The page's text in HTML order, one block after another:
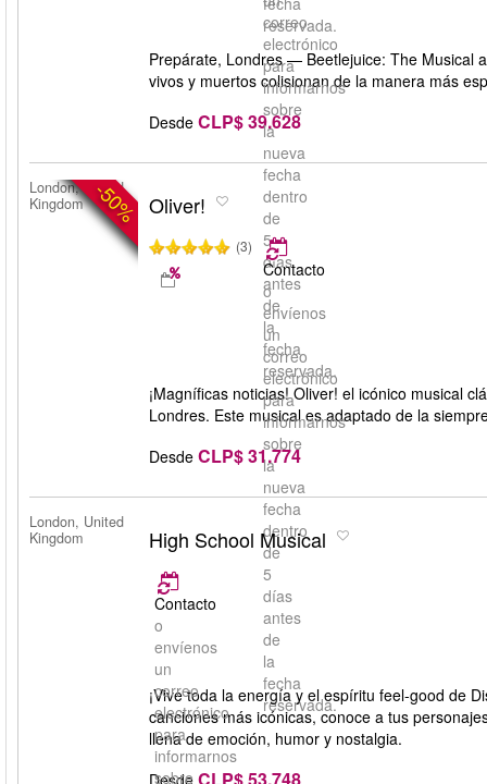
reservada.
correo
electrónico
para
informarnos
sobre
la
nueva
fecha
dentro
de
5
días
antes
de
la
fecha
reservada.
Prepárate, Londres — Beetlejuice: The Musical
vivos y muertos colisionan de la manera más
Desde CLP$ 39.628
-50%
London, United
Kingdom
Oliver!
(3)
Contacto
o
envíenos
un
correo
electrónico
para
informarnos
sobre
la
nueva
fecha
dentro
de
5
días
antes
de
la
fecha
reservada.
¡Magníficas noticias! Oliver! el icónico musical
Londres. Este musical es adaptado de la
Desde CLP$ 31.774
London, United
Kingdom
High School Musical
Contacto
o
envíenos
un
correo
electrónico
para
informarnos
sobre
¡Vive toda la energía y el espíritu feel-good de
canciones más icónicas, conoce a tus
llena de emoción, humor y nostalgia.
Desde CLP$ 53.748